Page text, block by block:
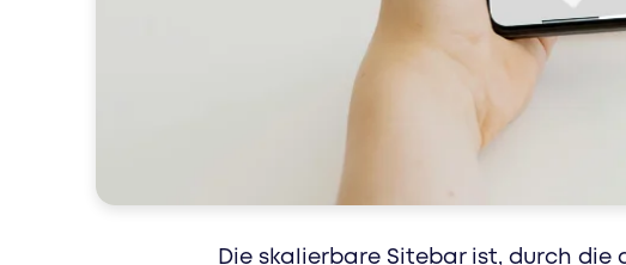
special interest
Die skalierbare Sitebar ist, durch